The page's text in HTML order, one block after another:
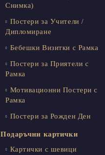
Снимка)
Постери за Учители /
Дипломиране
Бебешки Визитки с Рамка
Постери за Приятели с
Рамка
Мотивационни Постери с
Рамка
Постери за Рожден Ден
Подаръчни картички
Картички с шевици